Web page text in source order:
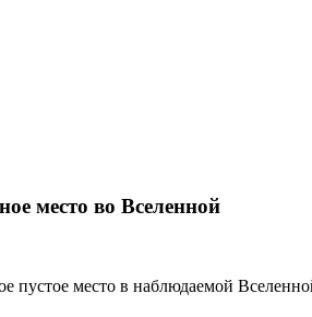
место во Вселенной
место в наблюдаемой